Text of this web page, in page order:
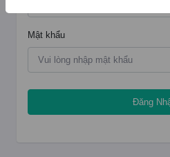
Mật khẩu
Đăng